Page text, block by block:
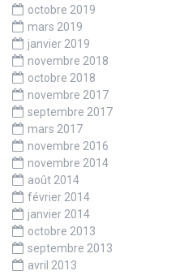
octobre 2019
mars 2019
janvier 2019
novembre 2018
octobre 2018
novembre 2017
septembre 2017
mars 2017
novembre 2016
novembre 2014
août 2014
février 2014
janvier 2014
octobre 2013
septembre 2013
avril 2013